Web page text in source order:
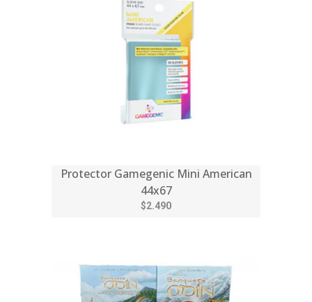
Protector Gamegenic Mini American
44x67
$2.490